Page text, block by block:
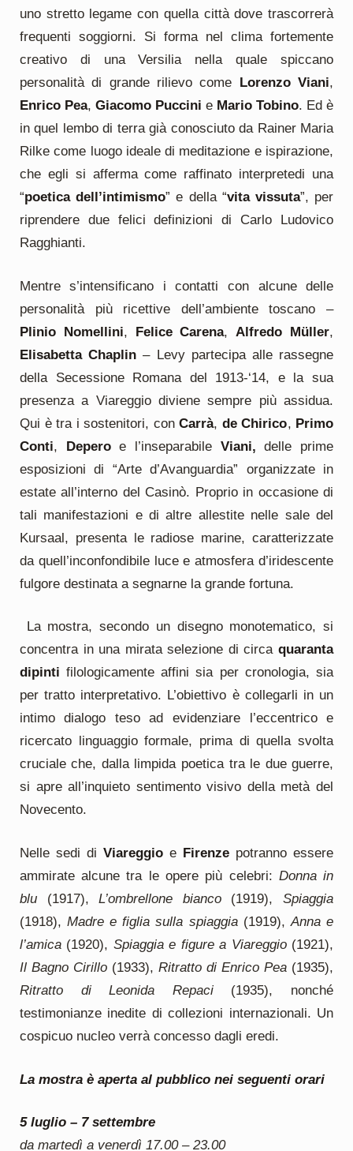
uno stretto legame con quella città dove trascorrerà
frequenti soggiorni. Si forma nel clima fortemente
creativo di una Versilia nella quale spiccano
personalità di grande rilievo come
Lorenzo Viani,
Enrico Pea, Giacomo Puccini e Mario Tobino. Ed è
in quel lembo di terra già conosciuto da Rainer Maria
Rilke come luogo ideale di meditazione e ispirazione,
che egli si afferma come raffinato interpretedi una
“poetica dell’intimismo” e della “vita vissuta”, per
riprendere due felici definizioni di Carlo Ludovico
Ragghianti.
Mentre s’intensificano i contatti con alcune delle
personalità più ricettive dell’ambiente toscano –
Plinio Nomellini, Felice Carena, Alfredo Müller,
Elisabetta Chaplin – Levy partecipa alle rassegne
della Secessione Romana del 1913-‘14, e la sua
presenza a Viareggio diviene sempre più assidua.
Qui è tra i sostenitori, conCarrà, de Chirico, Primo
Conti, Deperoe l’inseparabile Viani,delle prime
esposizioni di “Arte d’Avanguardia” organizzate in
estate all’interno del Casinò. Proprio in occasione di
tali manifestazioni e di altre allestite nelle sale del
Kursaal, presenta le radiose marine, caratterizzate
da quell’inconfondibile luce e atmosfera d’iridescente
fulgore destinata a segnarne la grande fortuna.
La mostra, secondo un disegno monotematico, si
concentra in una mirata selezione di circaquaranta
dipinti filologicamente affini sia per cronologia, sia
per tratto interpretativo. L’obiettivo è collegarli in un
intimo dialogo teso ad evidenziare l’eccentrico e
ricercato linguaggio formale, prima di quella svolta
cruciale che, dalla limpida poetica tra le due guerre,
si apre all’inquieto sentimento visivo della metà del
Novecento.
Nelle sedi di Viareggio e Firenze potranno essere
ammirate alcune tra le opere più celebri: Donna in
blu(1917),L’ombrellone bianco(1919),Spiaggia
(1918),Madre e figlia sulla spiaggia(1919),Anna e
l’amica(1920), Spiaggia e figure a Viareggio(1921),
Il Bagno Cirillo(1933),Ritratto di Enrico Pea (1935),
Ritratto di Leonida Repaci(1935), nonché
testimonianze inedite di collezioni internazionali. Un
cospicuo nucleo verrà concesso dagli eredi.
La mostra è aperta al pubblico nei seguenti orari
5 luglio – 7 settembre
da martedì a venerdì 17.00 – 23.00